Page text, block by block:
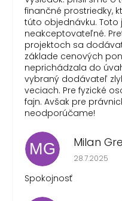
finančné prostriedky,
túto objednávku. Toto
neakceptovateľné.
projektoch sa
základe cenových
neprichádzala do
vybraný dodávateľ
veciach. Pre fyzické
fajn. Avšak pre
neodporúčame!
MG Milan
28.7.2025
Spokojnosť